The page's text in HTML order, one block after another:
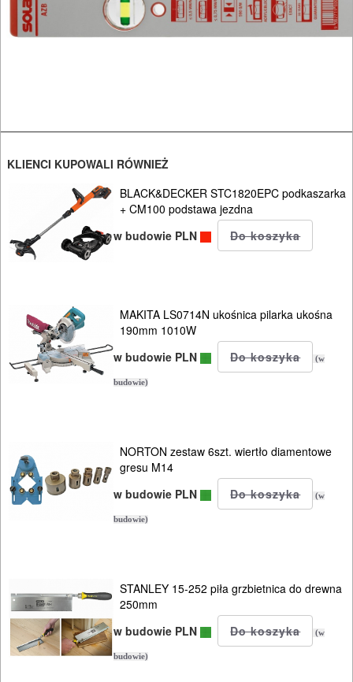
Mierniki
URZĄDZENIA
BUDOWLANE
MASZYNY
NARZĘDZIA
OBRÓBKA
DREWNA
OBRÓBKA
WARSZTATOWE
I
RĘCZNE
HYDRAULICZNE
NARZĘDZIA
INSTALACYJNE,
KLIENCI KUPOWALI RÓWNIEŻ
BLACK&DECKER STC1820EPC podkaszarka
+ CM100 podstawa jezdna
w budowie PLN
MAKITA LS0714N ukośnica pilarka ukośna
190mm 1010W
w budowie PLN
(w
budowie)
NORTON zestaw 6szt. wiertło diamentowe
gresu M14
w budowie PLN
(w
budowie)
STANLEY 15-252 piła grzbietnica do drewna
250mm
w budowie PLN
(w
budowie)